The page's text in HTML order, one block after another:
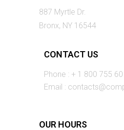
887 Myrtle Dr.
Bronx, NY 16544
CONTACT US
Phone : + 1 800 755
Email :
OUR HOURS